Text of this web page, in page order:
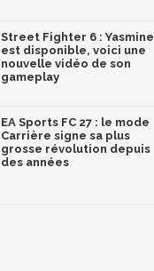
Street Fighter 6 : Yasmine
est disponible, voici une
nouvelle vidéo de son
gameplay
EA Sports FC 27 : le mode
Carrière signe sa plus
grosse révolution depuis
des années